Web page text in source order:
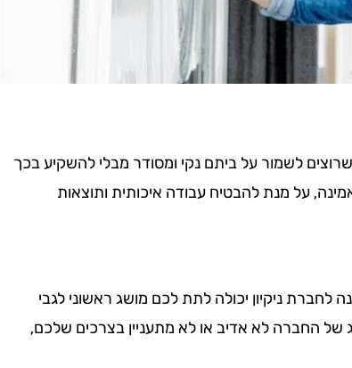
שרוצים לשמור על ביתם נקי ומסודר מבלי להשקיע בכך
על מנת להבטיח עבודה איכותית ותוצאות
לחברת ניקיון יכולה לתת לכם מושג ראשוני לגבי
החברה לא אדיב או לא מתעניין בצרכים שלכם,